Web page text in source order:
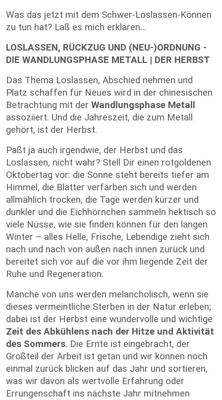
Was das jetzt mit dem Schwer-Loslassen-Können
zu tun hat? Laß es mich erklären...
LOSLASSEN, RÜCKZUG UND (NEU-)ORDNUNG -
DIE WANDLUNGSPHASE METALL | DER HERBST
Das Thema Loslassen, Abschied nehmen und
Platz schaffen für Neues wird in der chinesischen
Betrachtung mit der Wandlungsphase Metall
assoziiert. Und die Jahreszeit, die zum Metall
gehört, ist der Herbst.
Paßt ja auch irgendwie, der Herbst und das
Loslassen, nicht wahr? Stell Dir einen rotgoldenen
Oktobertag vor: die Sonne steht bereits tiefer am
Himmel, die Blätter verfärben sich und werden
allmählich trocken, die Tage werden kürzer und
dunkler und die Eichhörnchen sammeln hektisch so
viele Nüsse, wie sie finden können für den langen
Winter – alles Helle, Frische, Lebendige zieht sich
nach und nach von außen nach innen zurück und
bereitet sich vor auf die vor ihm liegende Zeit der
Ruhe und Regeneration.
Manche von uns werden melancholisch, wenn sie
dieses vermeintliche Sterben in der Natur erleben;
dabei ist der Herbst eine wundervolle und wichtige
Zeit des Abkühlens nach der Hitze und Aktivität
des Sommers. Die Ernte ist eingebracht, der
Großteil der Arbeit ist getan und wir können noch
einmal zurück blicken auf das Jahr und sortieren,
was wir davon als wertvolle Erfahrung oder
Errungenschaft ins nächste Jahr mitnehmen